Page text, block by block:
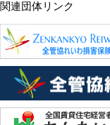
関連団体リンク